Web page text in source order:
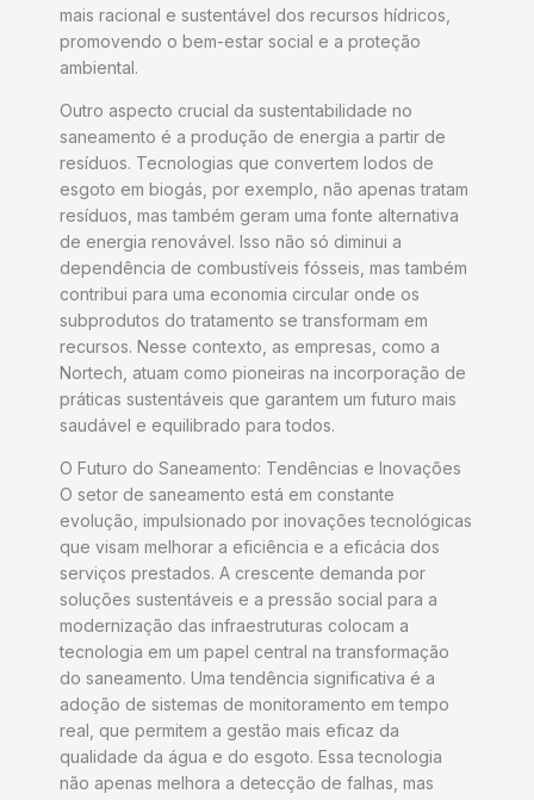
mais racional e sustentável dos recursos hídricos,
promovendo o bem-estar social e a proteção
ambiental.
Outro aspecto crucial da sustentabilidade no
saneamento é a produção de energia a partir de
resíduos. Tecnologias que convertem lodos de
esgoto em biogás, por exemplo, não apenas tratam
resíduos, mas também geram uma fonte alternativa
de energia renovável. Isso não só diminui a
dependência de combustíveis fósseis, mas também
contribui para uma economia circular onde os
subprodutos do tratamento se transformam em
recursos. Nesse contexto, as empresas, como a
Nortech, atuam como pioneiras na incorporação de
práticas sustentáveis que garantem um futuro mais
saudável e equilibrado para todos.
O Futuro do Saneamento: Tendências e Inovações
O setor de saneamento está em constante
evolução, impulsionado por inovações tecnológicas
que visam melhorar a eficiência e a eficácia dos
serviços prestados. A crescente demanda por
soluções sustentáveis e a pressão social para a
modernização das infraestruturas colocam a
tecnologia em um papel central na transformação
do saneamento. Uma tendência significativa é a
adoção de sistemas de monitoramento em tempo
real, que permitem a gestão mais eficaz da
qualidade da água e do esgoto. Essa tecnologia
não apenas melhora a detecção de falhas, mas